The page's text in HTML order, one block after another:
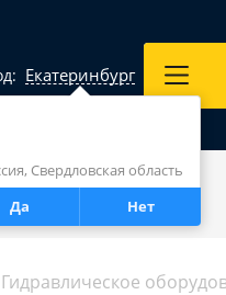
Екатеринбург
Свердловская область
Да
Нет
Ремонт спецтехники
Гидравлическое